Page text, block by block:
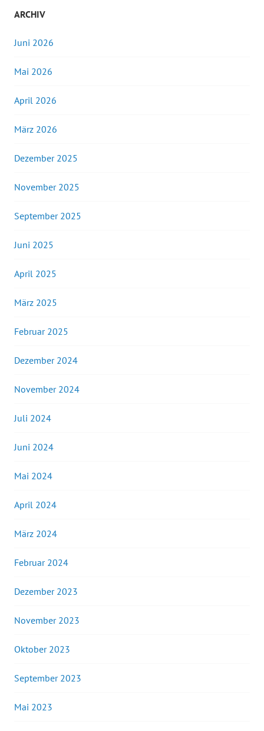
ARCHIV
Juni 2026
Mai 2026
April 2026
März 2026
Dezember 2025
November 2025
September 2025
Juni 2025
April 2025
März 2025
Februar 2025
Dezember 2024
November 2024
Juli 2024
Juni 2024
Mai 2024
April 2024
März 2024
Februar 2024
Dezember 2023
November 2023
Oktober 2023
September 2023
Mai 2023